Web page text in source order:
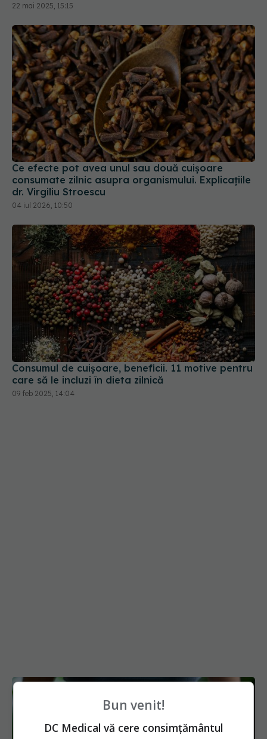
22 mai 2025, 15:15
Ce efecte pot avea unul sau două cuișoare
consumate zilnic asupra organismului. Explicațiile
dr. Virgiliu Stroescu
04 iul 2026, 10:50
Consumul de cuișoare, beneficii. 11 motive pentru
care să le incluzi în dieta zilnică
09 feb 2025, 14:04
Bun venit!
DC Medical vă cere consimțământul